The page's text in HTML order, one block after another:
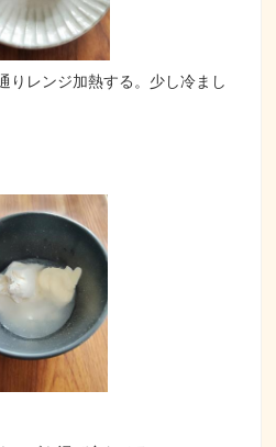
りレンジ加熱する。少し冷まし